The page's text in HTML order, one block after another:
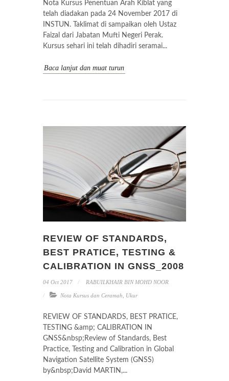
Nota Kursus Penentuan Arah Kiblat yang
telah diadakan pada 24 November 2017 di
INSTUN. Taklimat di sampaikan oleh Ustaz
Faizal dari Jabatan Mufti Negeri Perak.
Kursus sehari ini telah dihadiri seramai...
Baca lanjut dan muat turun
REVIEW OF STANDARDS,
BEST PRATICE, TESTING &
CALIBRATION IN GNSS_2008
04 Oct 2017 RABUILKHAIR BIN MOHD NOOR
Nota Kursus dan Ceramah, Ukur
REVIEW OF STANDARDS, BEST PRATICE,
TESTING &amp; CALIBRATION IN
GNSS&nbsp;Review of Standards, Best
Practice, Testing and Calibration in Global
Navigation Satellite System (GNSS)
by&nbsp;David MARTIN,...